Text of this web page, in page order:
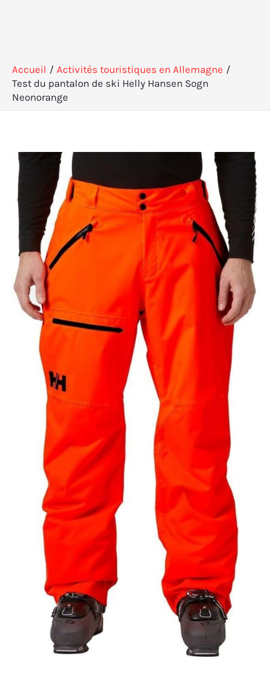
Accueil
Activités touristiques en Allemagne
Test du pantalon de ski Helly Hansen Sogn
Neonorange